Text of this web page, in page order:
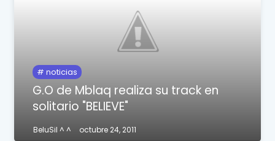
noticias
G.O de Mblaq realiza su track en
solitario "BELIEVE"
BeluSil ^ ^ octubre 24, 2011